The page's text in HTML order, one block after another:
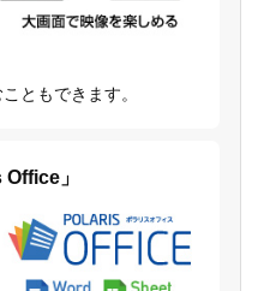
ともできます。
」